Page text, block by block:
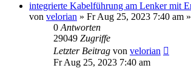
integrierte Kabelführung am Lenker mit
von velorian » Fr Aug 25, 2023 7:40 am
0Antworten
29049 Zugriffe
Letzter Beitrag von velorian
Fr Aug 25, 2023 7:40 am